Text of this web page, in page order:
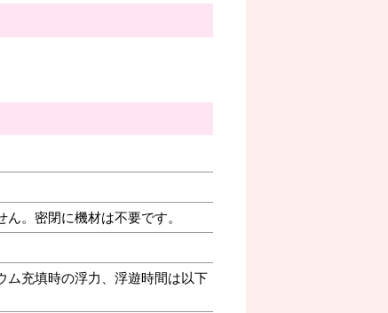
。密閉に機材は不要です。
ム充填時の浮力、浮遊時間は以下